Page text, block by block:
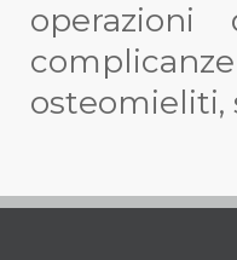
osteomieliti,